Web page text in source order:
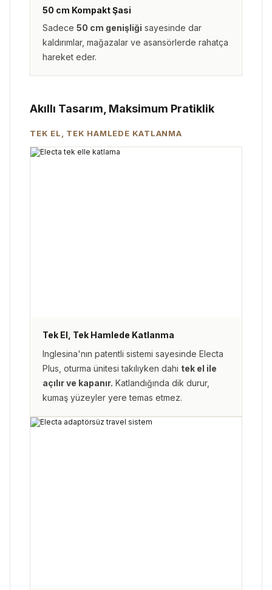
50 cm Kompakt Şasi
Sadece 50 cm genişliği sayesinde dar
kaldırımlar, mağazalar ve asansörlerde rahatça
hareket eder.
Akıllı Tasarım, Maksimum Pratiklik
TEK EL, TEK HAMLEDE KATLANMA
Tek El, Tek Hamlede Katlanma
Inglesina'nın patentli sistemi sayesinde Electa
Plus, oturma ünitesi takılıyken dahi tek el ile
açılır ve kapanır. Katlandığında dik durur,
kumaş yüzeyler yere temas etmez.